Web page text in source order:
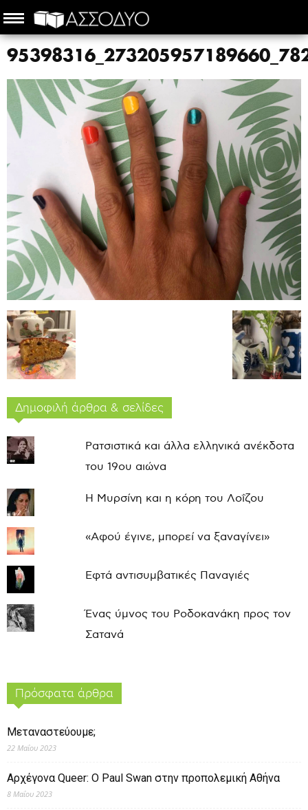
Δημοφιλή άρθρα & σελίδες
Ρατσιστικά και άλλα ελληνικά ανέκδοτα
του 19ου αιώνα
Η Μυρσίνη και η κόρη του Λοΐζου
«Αφού έγινε, μπορεί να ξαναγίνει»
Εφτά αντισυμβατικές Παναγιές
Ένας ύμνος του Ροδοκανάκη προς τον
Σατανά
Πρόσφατα άρθρα
Μεταναστεύουμε;
22 Μαΐου 2023
Αρχέγονα Queer: O Paul Swan στην προπολεμική Αθήνα
8 Μαΐου 2023